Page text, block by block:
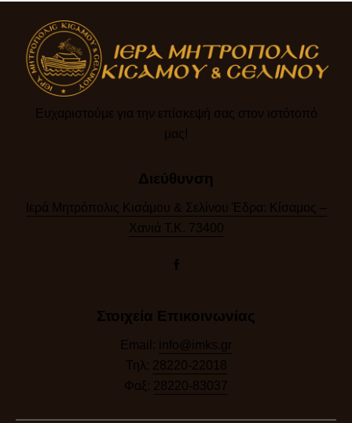
Ευχαριστούμε για την επίσκεψή σας στον ιστότοπό
μας!​
Διεύθυνση
Ιερά Μητρόπολις Κισάμου & Σελίνου Έδρα: Κίσαμος –
Χανιά Τ.Κ. 73400
Στοιχεία Επικοινωνίας
Email: info@imks.gr
Τηλ: 28220-22018
Φαξ: 28220-83037